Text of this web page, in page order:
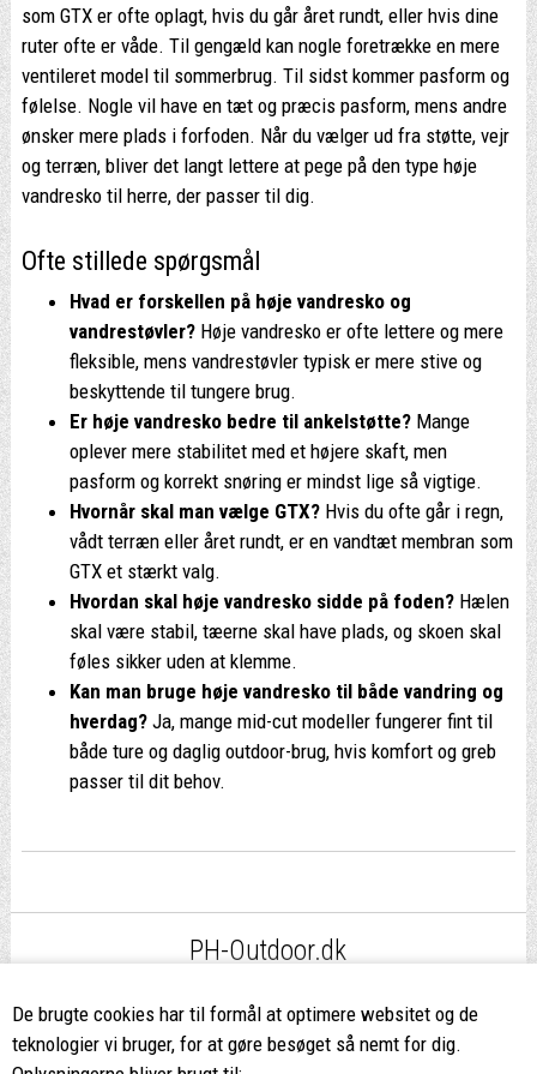
De brugte cookies har til formål at optimere websitet og de
teknologier vi bruger, for at gøre besøget så nemt for dig.
som GTX er ofte oplagt, hvis du går året rundt, eller hvis dine
ruter ofte er våde. Til gengæld kan nogle foretrække en mere
ventileret model til sommerbrug. Til sidst kommer pasform og
følelse. Nogle vil have en tæt og præcis pasform, mens andre
ønsker mere plads i forfoden. Når du vælger ud fra støtte, vejr
og terræn, bliver det langt lettere at pege på den type høje
vandresko til herre, der passer til dig.
Ofte stillede spørgsmål
Hvad er forskellen på høje vandresko og
vandrestøvler?Høje vandresko er ofte lettere og mere
fleksible, mens vandrestøvler typisk er mere stive og
beskyttende til tungere brug.
Er høje vandresko bedre til ankelstøtte?Mange
oplever mere stabilitet med et højere skaft, men
pasform og korrekt snøring er mindst lige så vigtige.
Hvornår skal man vælge GTX?Hvis du ofte går i regn,
vådt terræn eller året rundt, er en vandtæt membran som
GTX et stærkt valg.
Hvordan skal høje vandresko sidde på foden?Hælen
skal være stabil, tæerne skal have plads, og skoen skal
føles sikker uden at klemme.
Kan man bruge høje vandresko til både vandring og
hverdag?Ja, mange mid-cut modeller fungerer fint til
både ture og daglig outdoor-brug, hvis komfort og greb
passer til dit behov.
PH-Outdoor.dk
ved køb over 499,-*